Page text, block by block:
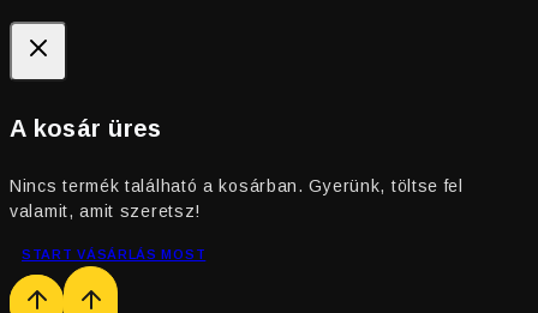
A kosár üres
Nincs termék található a kosárban. Gyerünk, töltse fel
valamit, amit szeretsz!
START VÁSÁRLÁS MOST